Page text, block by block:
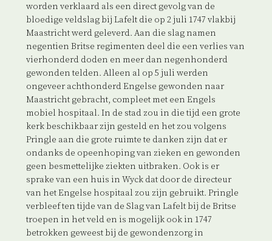
worden verklaard als een direct gevolg van de
bloedige veldslag bij Lafelt die op 2 juli 1747 vlakbij
Maastricht werd geleverd. Aan die slag namen
negentien Britse regimenten deel die een verlies van
vierhonderd doden en meer dan negenhonderd
gewonden telden. Alleen al op 5 juli werden
ongeveer achthonderd Engelse gewonden naar
Maastricht gebracht, compleet met een Engels
mobiel hospitaal. In de stad zou in die tijd een grote
kerk beschikbaar zijn gesteld en het zou volgens
Pringle aan die grote ruimte te danken zijn dat er
ondanks de opeenhoping van zieken en gewonden
geen besmettelijke ziekten uitbraken. Ook is er
sprake van een huis in Wyck dat door de directeur
van het Engelse hospitaal zou zijn gebruikt. Pringle
verbleef ten tijde van de Slag van Lafelt bij de Britse
troepen in het veld en is mogelijk ook in 1747
betrokken geweest bij de gewondenzorg in